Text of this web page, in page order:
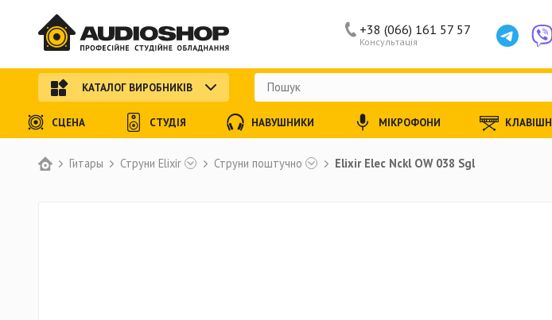
Гитары Струни Elixir Струни поштучно Elixir Elec Nckl OW 038 Sgl
Консультація
+38 (066) 161 57 57
КАТАЛОГ ВИРОБНИКІВ
СЦЕНА СТУДІЯ НАВУШНИКИ МІКРОФОНИ